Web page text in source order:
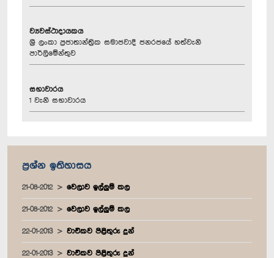
ව්‍යවස්ථාදායකය
ශ්‍රී ලංකා ප්‍රජාතාන්ත්‍රික සමාජවාදී ජනරජයේ හත්වැනි
පාර්ලිමේන්තුව
සභාවාරය
1 වැනි සභාවාරය
ප්‍රශ්න ඉතිහාසය
21-08-2012 වෙලාව ඉල්ලුම් කල
21-08-2012 වෙලාව ඉල්ලුම් කල
22-01-2013 වාචිකව පිළිතුරු දුන්
22-01-2013 වාචිකව පිළිතුරු දුන්